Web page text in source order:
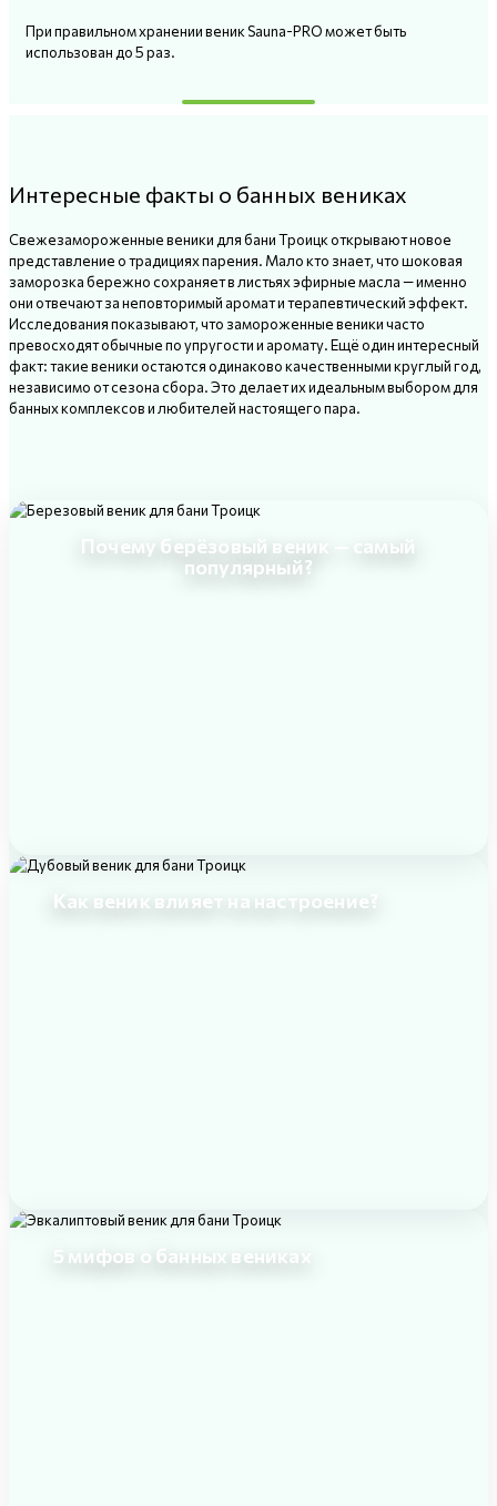
При правильном хранении веник Sauna-PRO может быть
использован до 5 раз.
Интересные факты о банных вениках
Свежезамороженные веники для бани Троицк открывают новое
представление о традициях парения. Мало кто знает, что шоковая
заморозка бережно сохраняет в листьях эфирные масла — именно
они отвечают за неповторимый аромат и терапевтический эффект.
Исследования показывают, что замороженные веники часто
превосходят обычные по упругости и аромату. Ещё один интересный
факт: такие веники остаются одинаково качественными круглый год,
независимо от сезона сбора. Это делает их идеальным выбором для
банных комплексов и любителей настоящего пара.
Почему берёзовый веник — самый
популярный?
Как веник влияет на настроение?
5 мифов о банных вениках